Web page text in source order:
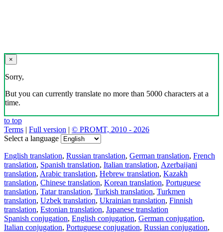
×
Sorry,
But you can currently translate no more than 5000 characters at a
time.
to top
Terms | Full version | © PROMT, 2010 - 2026
Select a language
English translation, Russian translation, German translation, French
translation, Spanish translation, Italian translation, Azerbaijani
translation, Arabic translation, Hebrew translation, Kazakh
translation, Chinese translation, Korean translation, Portuguese
translation, Tatar translation, Turkish translation, Turkmen
translation, Uzbek translation, Ukrainian translation, Finnish
translation, Estonian translation, Japanese translation
Spanish conjugation, English conjugation, German conjugation,
Italian conjugation, Portuguese conjugation, Russian conjugation,